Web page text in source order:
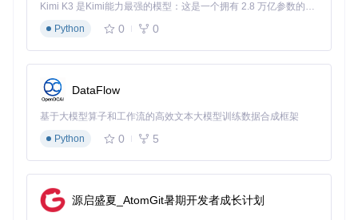
Kimi K3 是Kimi能力最强的模型：这是一个拥有 2.8 万亿参数的混合专家（MoE）模型，具备原生视觉理解能力，并支持 100 万 token 的上下文窗口。
Python
0 0
DataFlow
基于大模型算子和工作流的高效文本大模型训练数据合成框架
Python
0 5
源启盛夏_AtomGit暑期开发者成长计划